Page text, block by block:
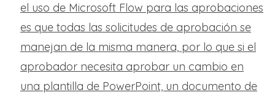
el uso de Microsoft Flow para las aprobaciones
es que todas las solicitudes de aprobación se
manejan de la misma manera, por lo que si el
aprobador necesita aprobar un cambio en
una plantilla de PowerPoint, un documento de